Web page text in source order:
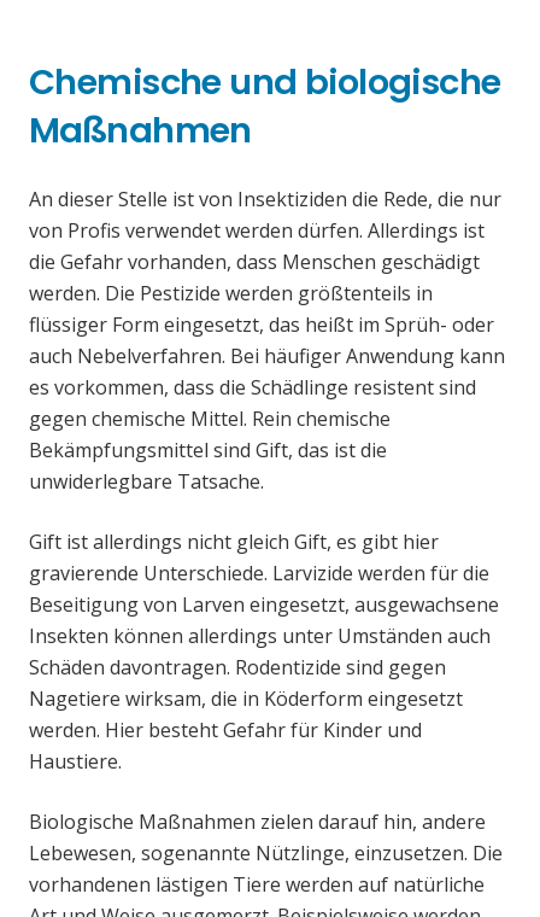
Chemische und biologische
Maßnahmen
An dieser Stelle ist von Insektiziden die Rede, die nur
von Profis verwendet werden dürfen. Allerdings ist
die Gefahr vorhanden, dass Menschen geschädigt
werden. Die Pestizide werden größtenteils in
flüssiger Form eingesetzt, das heißt im Sprüh- oder
auch Nebelverfahren. Bei häufiger Anwendung kann
es vorkommen, dass die Schädlinge resistent sind
gegen chemische Mittel. Rein chemische
Bekämpfungsmittel sind Gift, das ist die
unwiderlegbare Tatsache.
Gift ist allerdings nicht gleich Gift, es gibt hier
gravierende Unterschiede. Larvizide werden für die
Beseitigung von Larven eingesetzt, ausgewachsene
Insekten können allerdings unter Umständen auch
Schäden davontragen. Rodentizide sind gegen
Nagetiere wirksam, die in Köderform eingesetzt
werden. Hier besteht Gefahr für Kinder und
Haustiere.
Biologische Maßnahmen zielen darauf hin, andere
Lebewesen, sogenannte Nützlinge, einzusetzen. Die
vorhandenen lästigen Tiere werden auf natürliche